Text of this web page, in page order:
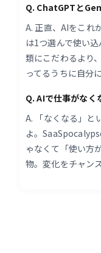
Q. ChatGPTと
A. 正直、AIをこれ
は1つ選んで使い
類にこだわるより
ってるうちに自分
Q. AIで仕事がなく
A. 「なくなる」と
よ。
ゃなくて「使い方
物。変化をチャン